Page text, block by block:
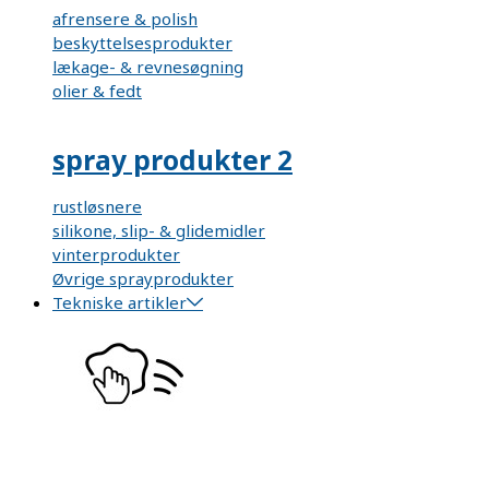
afrensere & polish
beskyttelsesprodukter
lækage- & revnesøgning
olier & fedt
spray produkter 2
rustløsnere
silikone, slip- & glidemidler
vinterprodukter
Øvrige sprayprodukter
Tekniske artikler